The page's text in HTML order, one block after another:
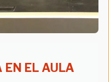
EN EL AULA